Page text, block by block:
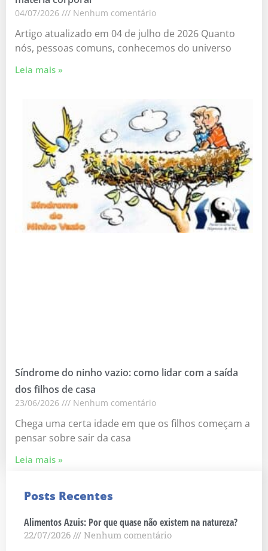
04/07/2026 Nenhum comentário
Artigo atualizado em 04 de julho de 2026 Quanto
nós, pessoas comuns, conhecemos do universo
Leia mais »
Síndrome do ninho vazio: como lidar com a saída
dos filhos de casa
23/06/2026 Nenhum comentário
Chega uma certa idade em que os filhos começam a
pensar sobre sair da casa
Leia mais »
Posts Recentes
Alimentos Azuis: Por que quase não existem na natureza?
22/07/2026 Nenhum comentário